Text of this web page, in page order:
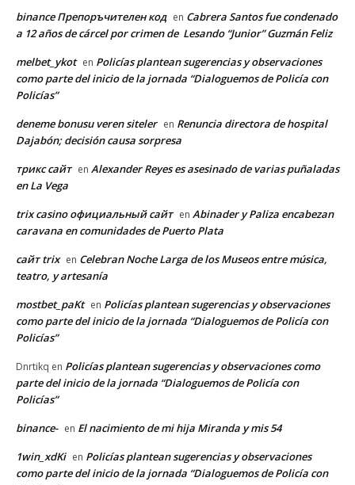
binance Препоръчителен код en Cabrera Santos fue condenado
a 12 años de cárcel por crimen de Lesando “Junior” Guzmán Feliz
melbet_ykot en Policías plantean sugerencias y observaciones
como parte del inicio de la jornada “Dialoguemos de Policía con
Policías”
deneme bonusu veren siteler en Renuncia directora de hospital
Dajabón; decisión causa sorpresa
трикс сайт en Alexander Reyes es asesinado de varias puñaladas
en La Vega
trix casino официальный сайт en Abinader y Paliza encabezan
caravana en comunidades de Puerto Plata
сайт trix en Celebran Noche Larga de los Museos entre música,
teatro, y artesanía
mostbet_paKt en Policías plantean sugerencias y observaciones
como parte del inicio de la jornada “Dialoguemos de Policía con
Policías”
Dnrtikq en Policías plantean sugerencias y observaciones como
parte del inicio de la jornada “Dialoguemos de Policía con
Policías”
binance- en El nacimiento de mi hija Miranda y mis 54
1win_xdKi en Policías plantean sugerencias y observaciones
como parte del inicio de la jornada “Dialoguemos de Policía con